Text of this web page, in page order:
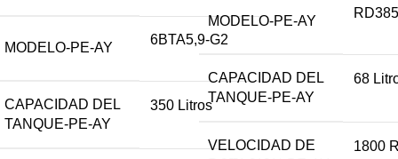
MODELO-PE-AY
6BTA5,9-G2
CAPACIDAD DEL
TANQUE-PE-AY
350 Litros
MODELO-PE-AY
CAPACIDAD DEL
TANQUE-PE-AY
68
VELOCIDAD DE
1800